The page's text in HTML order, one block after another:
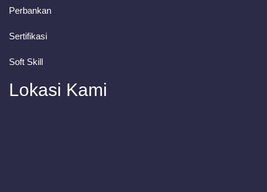
Perbankan
Sertifikasi
Soft Skill
Lokasi Kami